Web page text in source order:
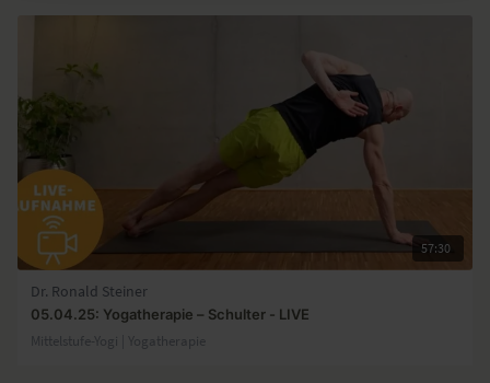
57:30
Dr. Ronald Steiner
05.04.25: Yogatherapie – Schulter - LIVE
Mittelstufe-Yogi | Yogatherapie